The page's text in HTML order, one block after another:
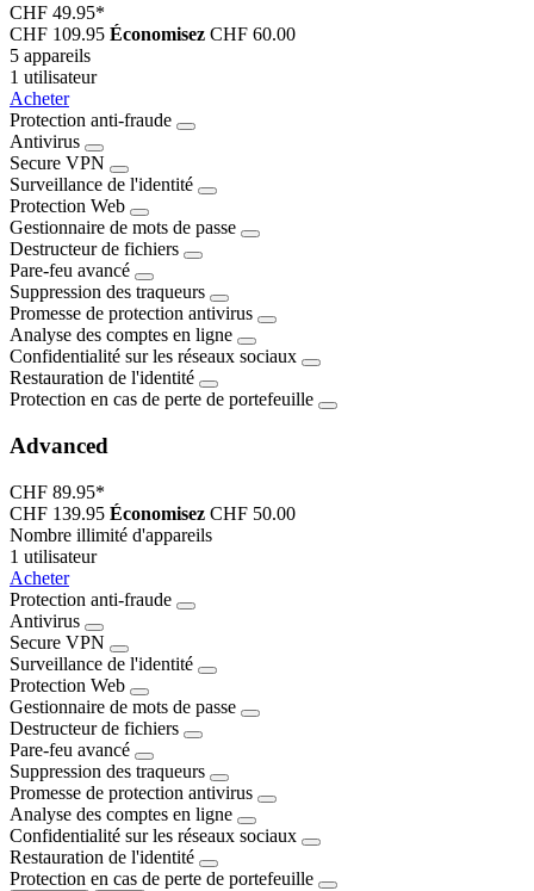
CHF 49.95*
CHF 109.95 Économisez CHF 60.00
5 appareils
1 utilisateur
Acheter
Protection anti-fraude
Antivirus
Secure VPN
Surveillance de l'identité
Protection Web
Gestionnaire de mots de passe
Destructeur de fichiers
Pare-feu avancé
Suppression des traqueurs
Promesse de protection antivirus
Analyse des comptes en ligne
Confidentialité sur les réseaux sociaux
Restauration de l'identité
Protection en cas de perte de portefeuille
Advanced
CHF 89.95*
CHF 139.95 Économisez CHF 50.00
Nombre illimité d'appareils
1 utilisateur
Acheter
Protection anti-fraude
Antivirus
Secure VPN
Surveillance de l'identité
Protection Web
Gestionnaire de mots de passe
Destructeur de fichiers
Pare-feu avancé
Suppression des traqueurs
Promesse de protection antivirus
Analyse des comptes en ligne
Confidentialité sur les réseaux sociaux
Restauration de l'identité
Protection en cas de perte de portefeuille